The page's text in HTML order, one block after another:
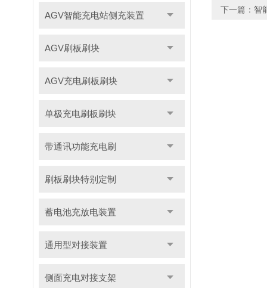
AGV智能充电站侧充装置
AGV刷板刷块
AGV充电刷板刷块
单极充电刷板刷块
带通讯功能充电刷
刷板刷块特别定制
蓄电池充放电装置
通用型对接装置
侧面充电对接支架
下一篇： 智